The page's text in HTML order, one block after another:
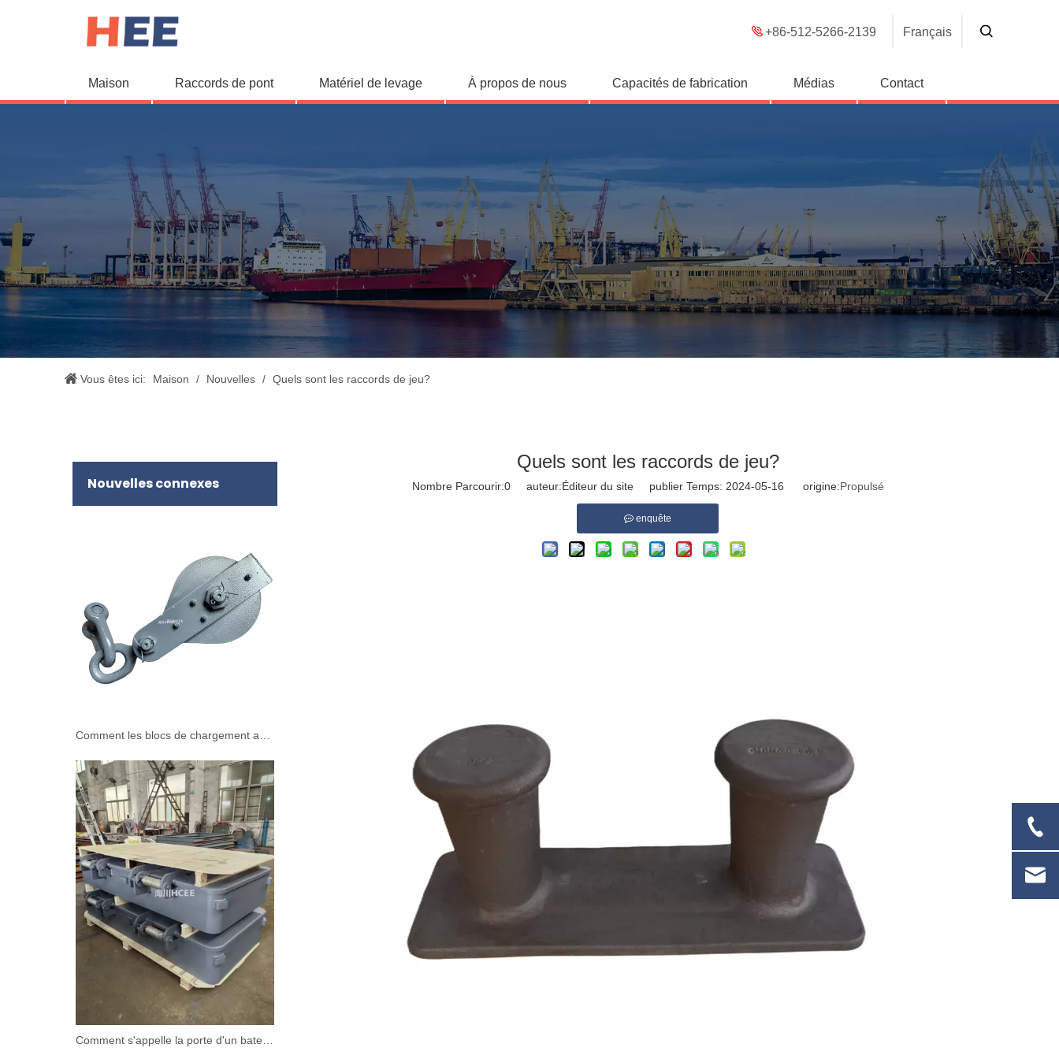
+86-512-5266-2139 Français
Maison Raccords de pont Matériel de levage À propos de nous Capacités de fabrication Médias Contact
Vous êtes ici: Maison / Nouvelles / Quels sont les raccords de jeu?
Nouvelles connexes
Quels sont les raccords de jeu?
Nombre Parcourir:0auteur:Éditeur du site publier Temps: 2024-05-16 origine:Propulsé
enquête